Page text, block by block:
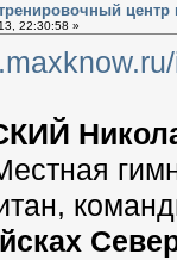
центр
22:30:58 »